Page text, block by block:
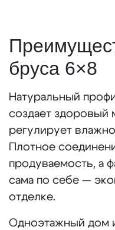
бруса 6×8
Натуральный
создает здоровый
регулирует
Плотное
продуваемость, а
сама по себе —
отделке.
Одноэтажный дом